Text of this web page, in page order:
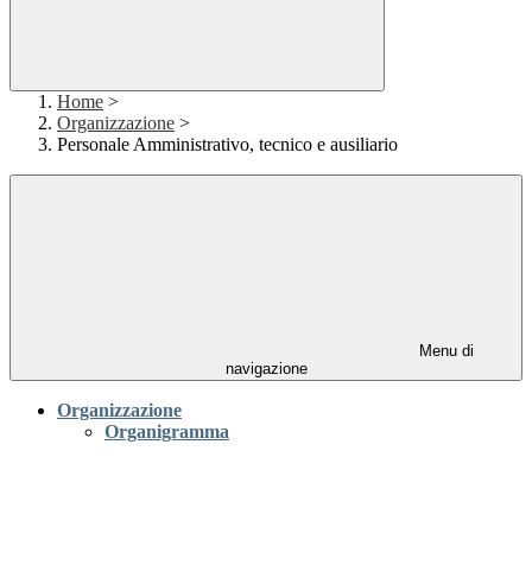
Home >
Organizzazione >
Personale Amministrativo, tecnico e ausiliario
Menu di
navigazione
Organizzazione
Organigramma